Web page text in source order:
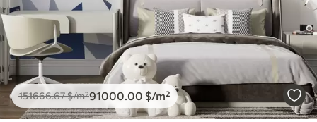
151666.67$/m²91000 .00 $/m²